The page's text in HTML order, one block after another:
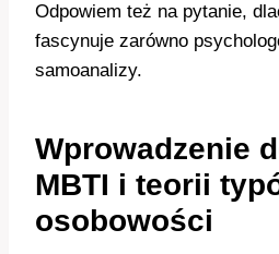
Odpowiem też na pytanie,
fascynuje zarówno
samoanalizy.
Wprowadzenie
MBTI i teorii
osobowości